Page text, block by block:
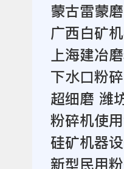
蒙古雷蒙磨
广西白矿
上海建冶
下水口粉
超细磨 潍
粉碎机使
硅矿机器
新型民用